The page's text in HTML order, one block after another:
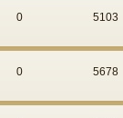
0 5103
0 5678